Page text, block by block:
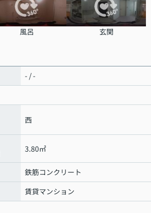
風呂 玄関
- / -
西
3.80㎡
鉄筋コンクリート
賃貸マンション